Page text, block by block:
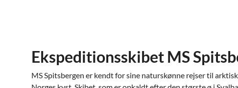
Ekspeditionsskibet MS
MS Spitsbergen er kendt for sine naturskønne rejser til